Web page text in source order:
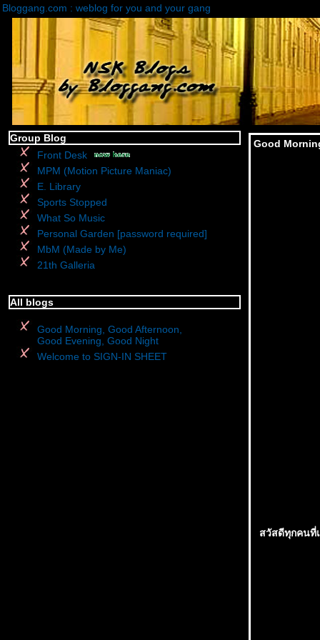
Bloggang.com : weblog for you and your gang
Group Blog
Front Desk
MPM (Motion Picture Maniac)
E. Library
Sports Stopped
What So Music
Personal Garden [password required]
MbM (Made by Me)
21th Galleria
All blogs
Good Morning, Good Afternoon,
Good Evening, Good Night
Welcome to SIGN-IN SHEET
Good
สวัสดีทุกคนที่